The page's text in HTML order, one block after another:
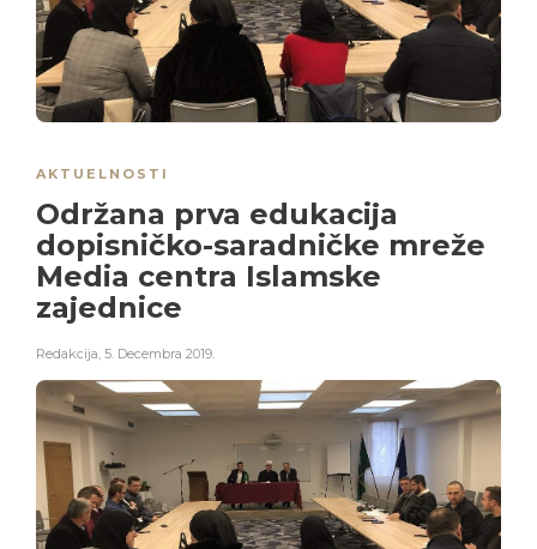
AKTUELNOSTI
Održana prva edukacija
dopisničko-saradničke mreže
Media centra Islamske
zajednice
Redakcija, 5. Decembra 2019.